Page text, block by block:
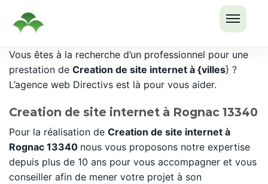
LE
Passer
au
contenu
Vous êtes à la recherche d’un professionnel pour une
prestation de Creation de site internet à {villes} ?
L’agence web Directivs est là pour vous aider.
Creation de site internet à Rognac 13340
Pour la réalisation de Creation de site internet à
Rognac 13340 nous vous proposons notre expertise
depuis plus de 10 ans pour vous accompagner et vous
conseiller afin de mener votre projet à son